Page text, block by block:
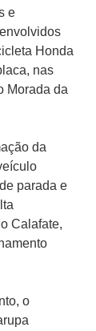
e
Honda
nas
Morada da
da
parada e
Calafate,
o